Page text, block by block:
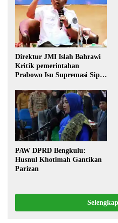
Direktur JMI Islah Bahrawi
Kritik pemerintahan
Prabowo Isu Supremasi Sipil,
Pilkada oleh DPRD
PAW DPRD Bengkulu:
Husnul Khotimah Gantikan
Parizan